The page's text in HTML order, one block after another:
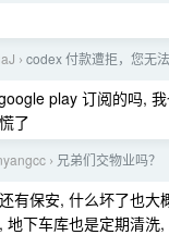
› codex 付款遭拒，您无
play 订阅的吗,
了
› 兄弟们交物业吗？
有保安, 什么坏了也大
地下车库也是定期清洗